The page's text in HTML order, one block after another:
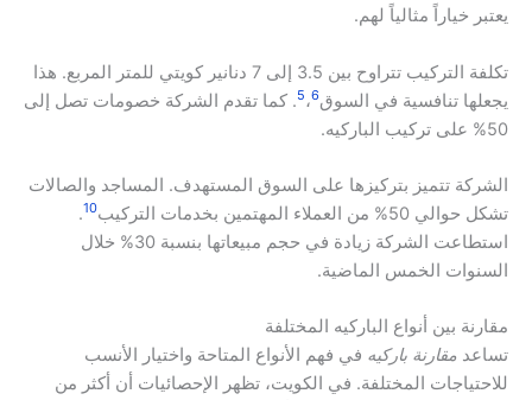
يعتبر خياراً مثالياً لهم.
تكلفة التركيب تتراوح بين 3.5 إلى 7 دنانير كويتي للمتر المربع. هذا
يجعلها تنافسية في السوق
5،6
. كما تقدم الشركة خصومات تصل إلى
50% على تركيب الباركيه.
الشركة تتميز بتركيزها على السوق المستهدف. المساجد والصالات
تشكل حوالي 50% من العملاء المهتمين بخدمات التركيب
10
.
استطاعت الشركة زيادة في حجم مبيعاتها بنسبة 30% خلال
السنوات الخمس الماضية.
مقارنة بين أنواع الباركيه المختلفة
تساعد مقارنة باركيه في فهم الأنواع المتاحة واختيار الأنسب
للاحتياجات المختلفة. في الكويت، تظهر الإحصائيات أن أكثر من